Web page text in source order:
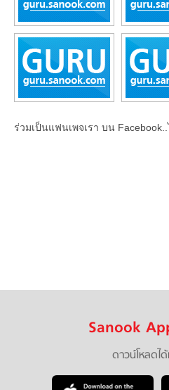
ร่วมเป็นแฟนเพจเรา บน
Sanook
ดาวน์โหลดไ